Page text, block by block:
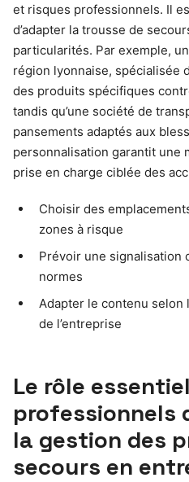
et risques professionnels. Il
d’adapter la trousse de
particularités. Par exemple,
région lyonnaise, spécialisée
des produits spécifiques
tandis qu’une société de
pansements adaptés aux
personnalisation garantit une
prise en charge ciblée des
Choisir des
zones à risque
Prévoir une signalisation
normes
Adapter le contenu
de l’entreprise
Le rôle
professionnels
la gestion des
secours en